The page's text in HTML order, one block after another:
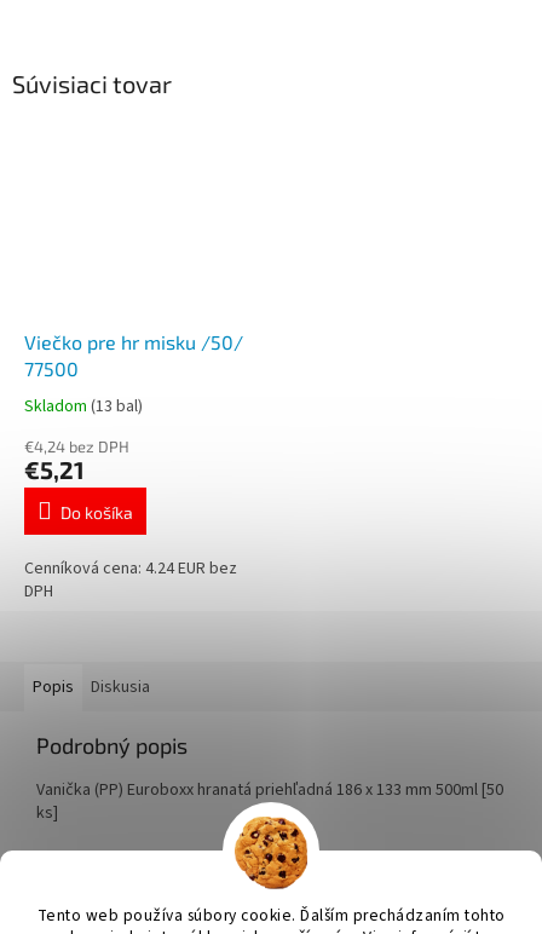
Tento web používa súbory cookie. Ďalším prechádzaním tohto
Súvisiaci tovar
Viečko pre hr misku /50/
77500
Skladom (13 bal)
€4,24 bez DPH
€5,21
Do košíka
Cenníková cena: 4.24 EUR bez
DPH
Popis Diskusia
Podrobný popis
Vanička (PP) Euroboxx hranatá priehľadná 186 x 133 mm 500ml [50
ks]